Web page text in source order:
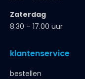
Zaterdag
8.30 – 17.00 uur
klantenservice
bestellen